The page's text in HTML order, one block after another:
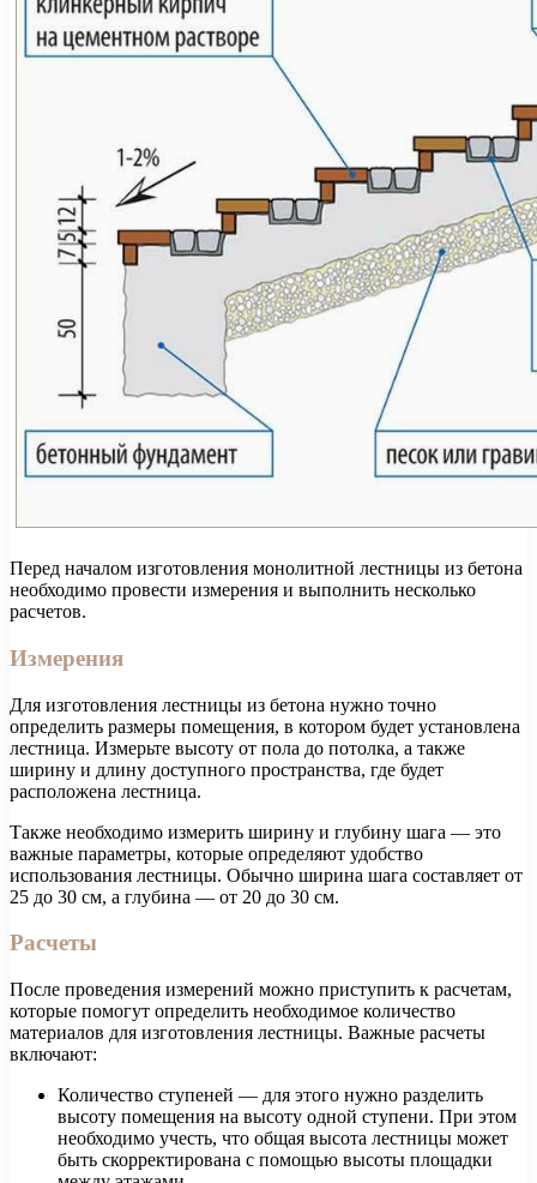
Перед началом изготовления монолитной лестницы из бетона
необходимо провести измерения и выполнить несколько
расчетов.
Измерения
Для изготовления лестницы из бетона нужно точно
определить размеры помещения, в котором будет установлена
лестница. Измерьте высоту от пола до потолка, а также
ширину и длину доступного пространства, где будет
расположена лестница.
Также необходимо измерить ширину и глубину шага — это
важные параметры, которые определяют удобство
использования лестницы. Обычно ширина шага составляет от
25 до 30 см, а глубина — от 20 до 30 см.
Расчеты
После проведения измерений можно приступить к расчетам,
которые помогут определить необходимое количество
материалов для изготовления лестницы. Важные расчеты
включают:
Количество ступеней — для этого нужно разделить
высоту помещения на высоту одной ступени. При этом
необходимо учесть, что общая высота лестницы может
быть скорректирована с помощью высоты площадки